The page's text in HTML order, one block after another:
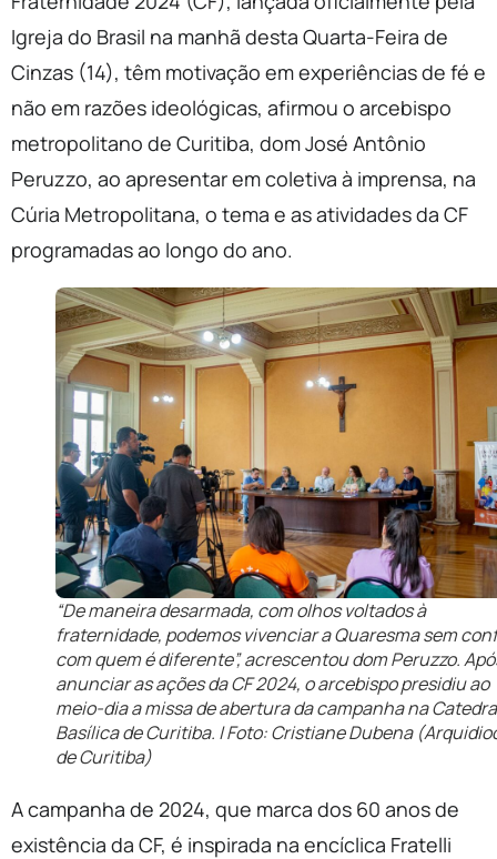
Igreja do Brasil na manhã desta Quarta-Feira de
Cinzas (14), têm motivação em experiências de fé e
não em razões ideológicas, afirmou o arcebispo
metropolitano de Curitiba, dom José Antônio
Peruzzo, ao apresentar em coletiva à imprensa, na
Cúria Metropolitana, o tema e as atividades da CF
programadas ao longo do ano.
“De maneira desarmada, com olhos voltados à
fraternidade, podemos vivenciar a Quaresma sem
com quem é diferente”, acrescentou dom Peruzzo.
anunciar as ações da CF 2024, o arcebispo presidiu ao
meio-dia a missa de abertura da campanha na
Basílica de Curitiba. | Foto: Cristiane Dubena
de Curitiba)
A campanha de 2024, que marca dos 60 anos de
existência da CF, é inspirada na encíclica Fratelli